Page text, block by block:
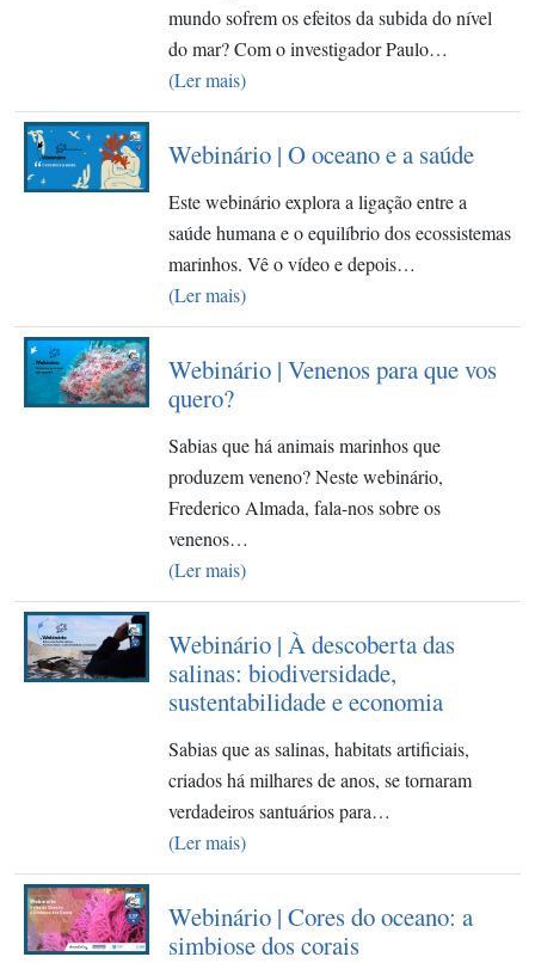
mundo sofrem os efeitos da subida do nível
do mar? Com o investigador Paulo…
(Ler mais)
Webinário | O oceano e a saúde
Este webinário explora a ligação entre a
saúde humana e o equilíbrio dos ecossistemas
marinhos. Vê o vídeo e depois…
(Ler mais)
Webinário | Venenos para que vos
quero?
Sabias que há animais marinhos que
produzem veneno? Neste webinário,
Frederico Almada, fala-nos sobre os
venenos…
(Ler mais)
Webinário | À descoberta das
salinas: biodiversidade,
sustentabilidade e economia
Sabias que as salinas, habitats artificiais,
criados há milhares de anos, se tornaram
verdadeiros santuários para…
(Ler mais)
Webinário | Cores do oceano: a
simbiose dos corais